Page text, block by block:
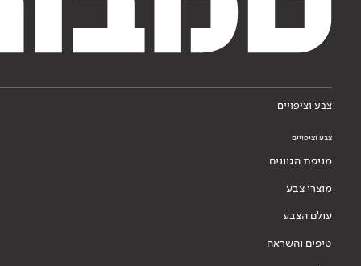
צבע וציפויים
צבע וציפויים
מניפת הגוונים
מוצרי צבע
עולם הצבע
טיפים והשראה